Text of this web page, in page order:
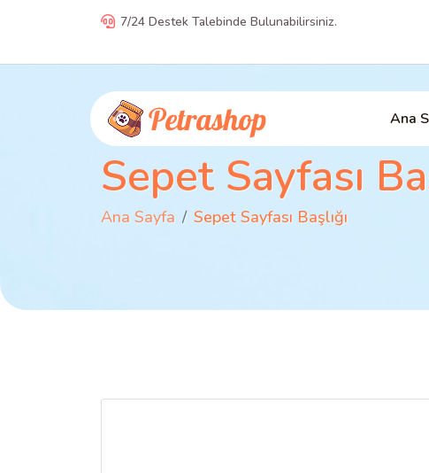
7/24 Destek Talebinde Bulunabilirsiniz.
Ana
Sepet Sayfası
Ana Sayfa Sepet Sayfası Başlığı